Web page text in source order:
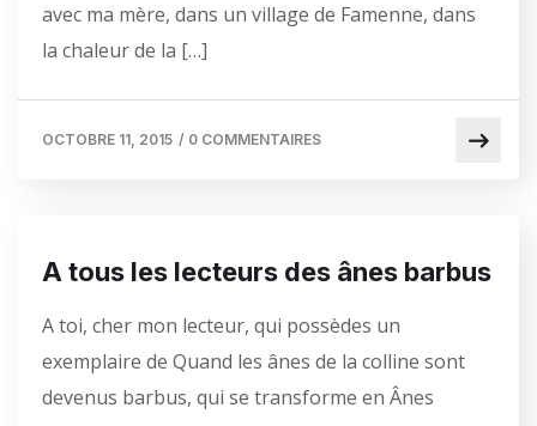
avec ma mère, dans un village de Famenne, dans
la chaleur de la […]
OCTOBRE 11, 2015 / 0 COMMENTAIRES
A tous les lecteurs des ânes barbus
A toi, cher mon lecteur, qui possèdes un
exemplaire de Quand les ânes de la colline sont
devenus barbus, qui se transforme en Ânes